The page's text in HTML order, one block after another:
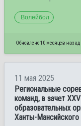
Волейбол
Обновлено 10 месяцев назад
11 мая 2025
Региональные
команд, в зачет
образовательных
Ханты-